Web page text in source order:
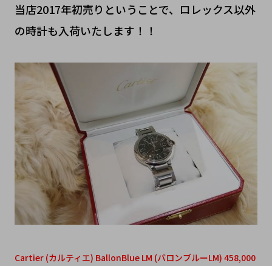
当店2017年初売りということで、ロレックス以外
の時計も入荷いたします！！
Cartier (カルティエ) BallonBlue LM (バロンブルーLM) 458,000